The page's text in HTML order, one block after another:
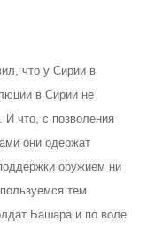
что у Сирии в
в Сирии не
И что, с позволения
они одержат
оружием ни
тем
Башара и по воле